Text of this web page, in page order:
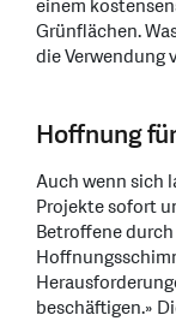
einem
Grünflächen.
die Verwendung
Hoffnung
Auch wenn sich
Projekte sofort
Betroffene
beschäftigen.»